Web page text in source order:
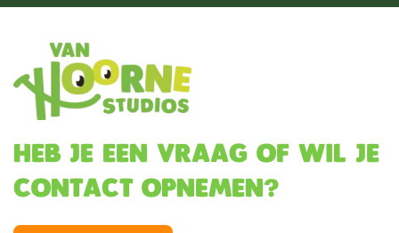
Heb je een vraag of wil je
contact opnemen?